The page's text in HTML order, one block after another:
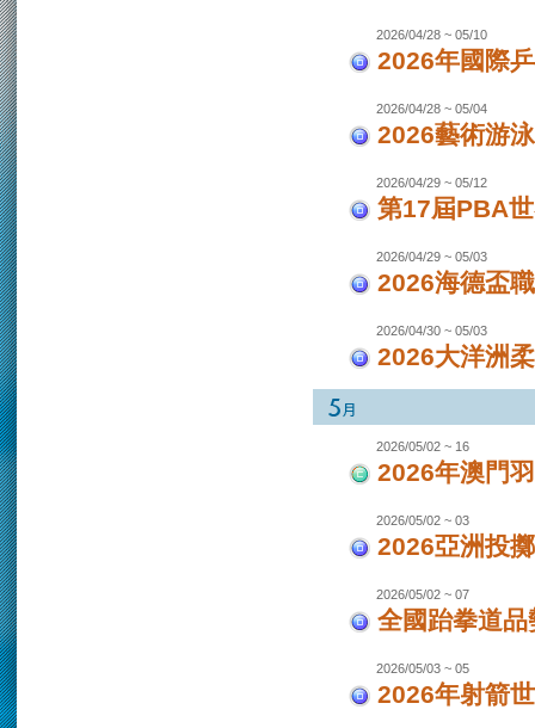
2026/04/28 ~ 05/10
2026年國際
2026/04/28 ~ 05/04
2026藝術游
2026/04/29 ~ 05/12
第17屆PBA
2026/04/29 ~ 05/03
2026海德盃
2026/04/30 ~ 05/03
2026大洋洲
2026/05/02 ~ 16
2026年澳門
2026/05/02 ~ 03
2026亞洲投
2026/05/02 ~ 07
全國跆拳道
2026/05/03 ~ 05
2026年射箭